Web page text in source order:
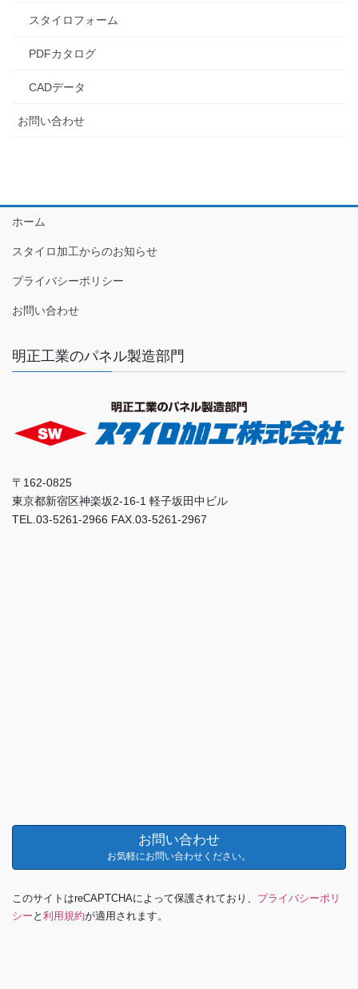
スタイロフォーム
PDFカタログ
CADデータ
お問い合わせ
ホーム
スタイロ加工からのお知らせ
プライバシーポリシー
お問い合わせ
明正工業のパネル製造部門
〒162-0825
東京都新宿区神楽坂2-16-1 軽子坂田中ビル
TEL.03-5261-2966 FAX.03-5261-2967
お問い合わせ
お気軽にお問い合わせください。
このサイトはreCAPTCHAによって保護されており、 プライバシーポリ
シー と 利用規約が適用されます。